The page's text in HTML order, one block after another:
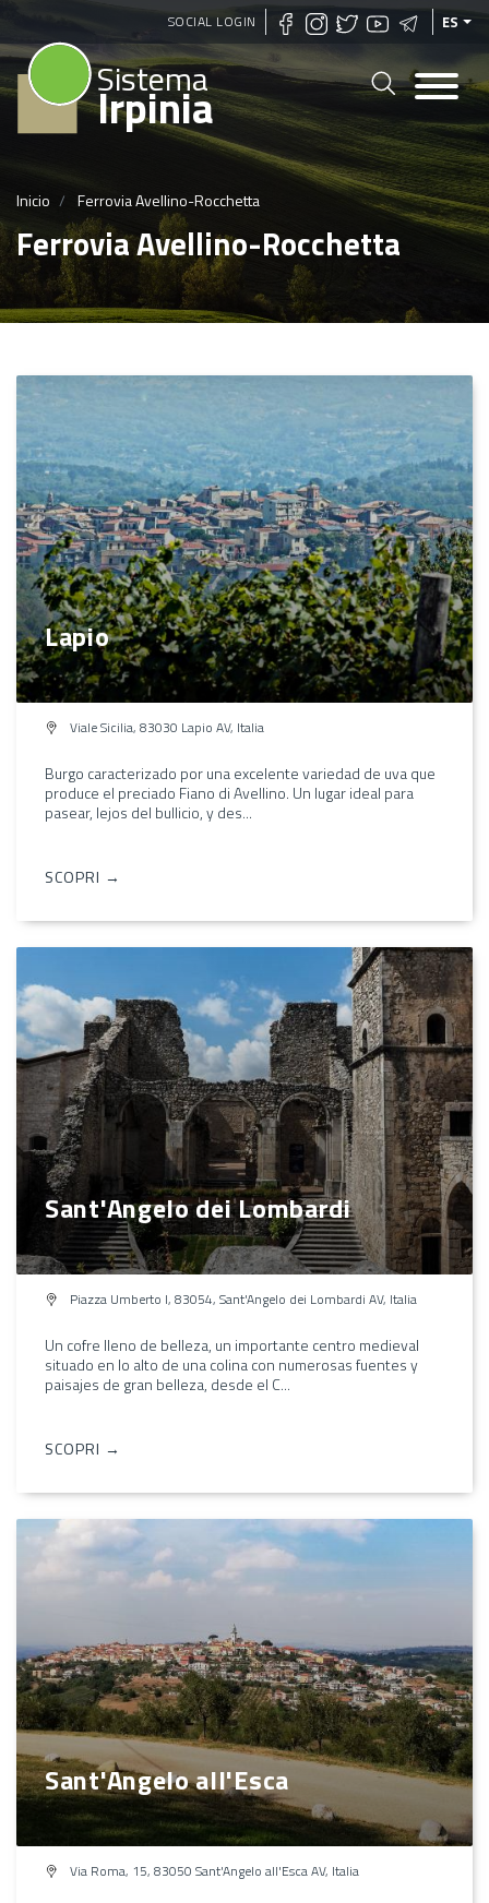
Pasar
al
contenido
principal
SOCIAL LOGIN ES
Sistema
Irpinia
Inicio Ferrovia Avellino-Rocchetta
Ferrovia Avellino-Rocchetta
Lapio
Viale Sicilia, 83030 Lapio AV, Italia
Burgo caracterizado por una excelente variedad de uva que
produce el preciado Fiano di Avellino. Un lugar ideal para
pasear, lejos del bullicio, y des...
SCOPRI →
Sant'Angelo dei Lombardi
Piazza Umberto I, 83054, Sant'Angelo dei Lombardi AV, Italia
Un cofre lleno de belleza, un importante centro medieval
situado en lo alto de una colina con numerosas fuentes y
paisajes de gran belleza, desde el C...
SCOPRI →
Sant'Angelo all'Esca
Via Roma, 15, 83050 Sant'Angelo all'Esca AV, Italia